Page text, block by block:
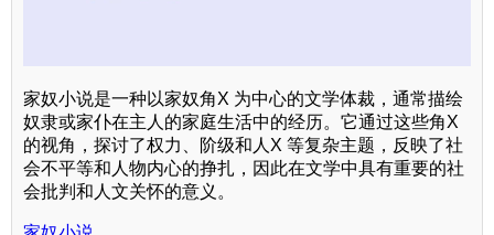
家奴小说是一种以家奴角X 为中心的文学体裁，通常描绘
奴隶或家仆在主人的家庭生活中的经历。它通过这些角X
的视角，探讨了权力、阶级和人X 等复杂主题，反映了社
会不平等和人物内心的挣扎，因此在文学中具有重要的社
会批判和人文关怀的意义。